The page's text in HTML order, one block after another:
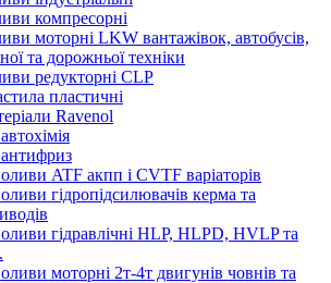
компресорні
моторні LKW вантажівок, автобусів,
та дорожньої техніки
редукторні CLP
пластичні
Ravenol
ATF акпп і CVTF варіаторів
гідропідсилювачів керма та
гідравлічні HLP, HLPD, HVLP та
моторні 2т-4т двигунів човнів та